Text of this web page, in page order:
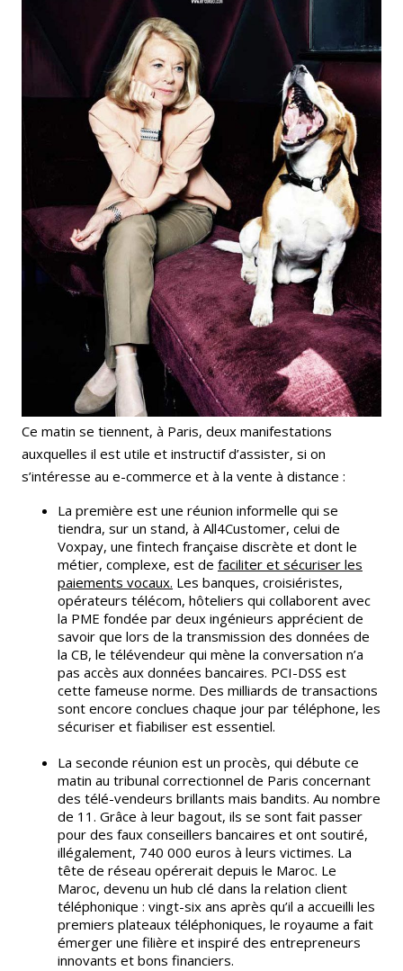
Ce matin se tiennent, à Paris, deux manifestations
auxquelles il est utile et instructif d’assister, si on
s’intéresse au e-commerce et à la vente à distance :
La première est une réunion informelle qui se
tiendra, sur un stand, à All4Customer, celui de
Voxpay, une fintech française discrète et dont le
métier, complexe, est de faciliter et sécuriser les
paiements vocaux. Les banques, croisiéristes,
opérateurs télécom, hôteliers qui collaborent avec
la PME fondée par deux ingénieurs apprécient de
savoir que lors de la transmission des données de
la CB, le télévendeur qui mène la conversation n’a
pas accès aux données bancaires. PCI-DSS est
cette fameuse norme. Des milliards de transactions
sont encore conclues chaque jour par téléphone, les
sécuriser et fiabiliser est essentiel.
La seconde réunion est un procès, qui débute ce
matin au tribunal correctionnel de Paris concernant
des télé-vendeurs brillants mais bandits. Au nombre
de 11. Grâce à leur bagout, ils se sont fait passer
pour des faux conseillers bancaires et ont soutiré,
illégalement, 740 000 euros à leurs victimes. La
tête de réseau opérerait depuis le Maroc. Le
Maroc, devenu un hub clé dans la relation client
téléphonique : vingt-six ans après qu’il a accueilli les
premiers plateaux téléphoniques, le royaume a fait
émerger une filière et inspiré des entrepreneurs
innovants et bons financiers.